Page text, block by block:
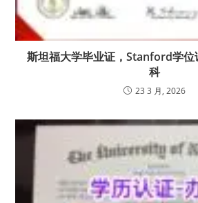
斯坦福大学毕业证，Stanford学位
科
23 3 月, 2026